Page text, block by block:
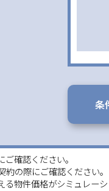
条
確認ください。
の際にご確認ください。
物件価格がシミュレーシ